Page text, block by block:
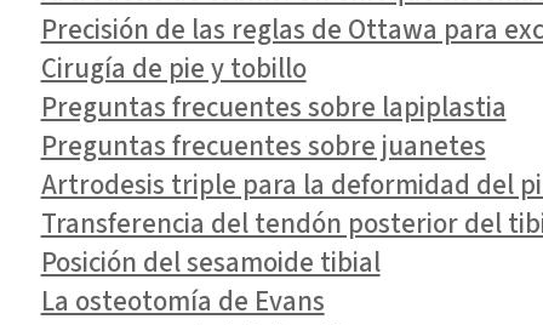
Precisión de las reglas de Ottawa para
Cirugía de pie y tobillo
Preguntas frecuentes sobre lapiplastia
Preguntas frecuentes sobre juanetes
Artrodesis triple para la deformidad del
Transferencia del tendón posterior del
Posición del sesamoide tibial
La osteotomía de Evans